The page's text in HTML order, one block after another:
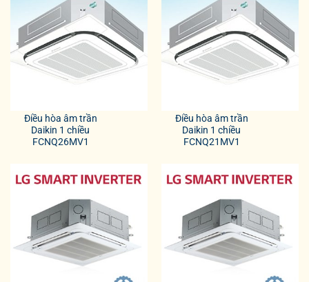
Điều hòa âm trần
Daikin 1 chiều
FCNQ26MV1
Điều hòa âm trần
Daikin 1 chiều
FCNQ21MV1